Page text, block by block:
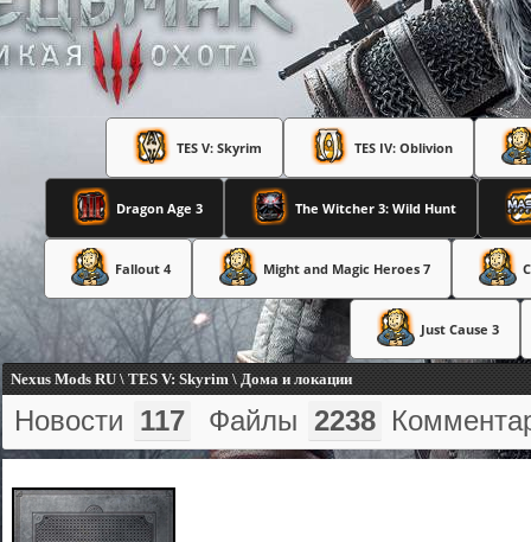
TES V: Skyrim TES IV: Oblivion
Dragon Age 3 The Witcher 3: Wild Hunt
Fallout 4 Might and Magic Heroes 7
Just Cause 3
Nexus Mods RU \ TES V: Skyrim \ Дома и локации
Новости 117 Файлы 2238